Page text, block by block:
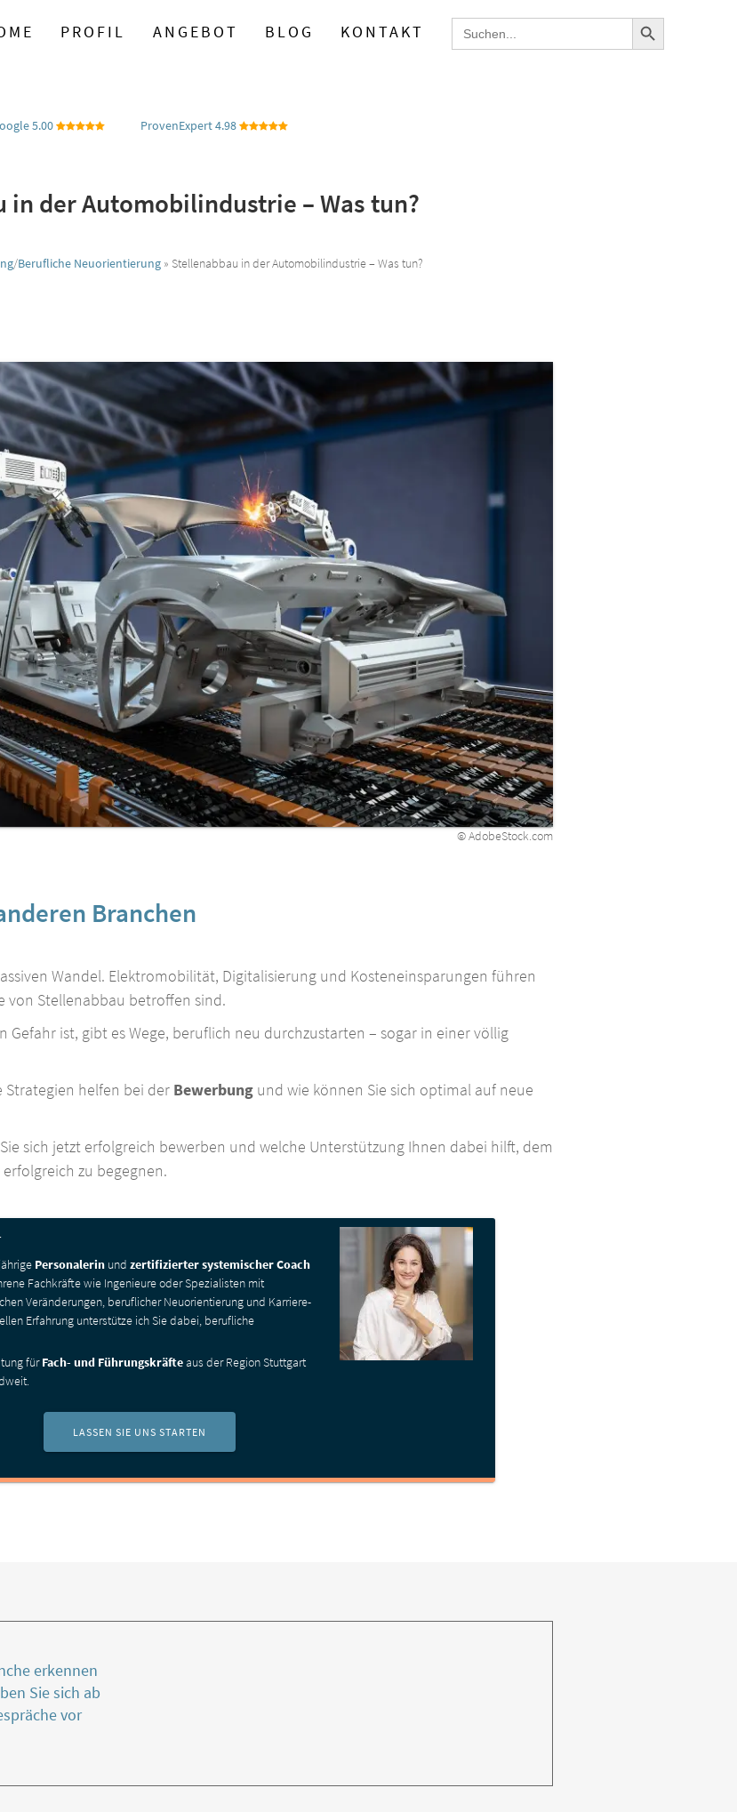
PROFIL ANGEBOT BLOG KONTAKT Search
for:
Search Button
5.00 ProvenExpert 4.98
in der Automobil­industrie – Was tun?
/­Berufliche Neuorientierung» Stellenabbau in der Automobil­industrie – Was tun?
© AdobeStock.com
Branchen
Wandel. Elektromobilität, Digitalisierung und Kosteneinsparungen führen
von Stellenabbau betroffen sind.
Gefahr ist, gibt es Wege, beruflich neu durchzustarten – sogar in einer völlig
Strategien helfen bei der Bewerbung und wie können Sie sich optimal auf neue
sich jetzt erfolgreich bewerben und welche Unterstützung Ihnen dabei hilft, dem
erfolgreich zu begegnen.
Personalerin und zertifizierter systemischer Coach
Fachkräfte wie Ingenieure oder Spezialisten mit
Veränderungen, beruflicher Neu­orientierung und Karriere­
Erfahrung unterstütze ich Sie dabei, berufliche
fürFach- und Führungs­kräfteaus der Region Stuttgart
LASSEN SIE UNS STARTEN
erkennen
Sie sich ab
vor